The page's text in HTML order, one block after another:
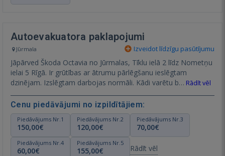
Autoevakuatora paklapojumi
Jūrmala Izveidot līdzīgu pasūtījumu
Jāpārved Škoda Octavia no Jūrmalas, Tīklu ielā 2 līdz Nometņu
ielai 5 Rīgā. Ir grūtības ar ātrumu pārlēgšanu ieslēgtam
dzinējam. Izslēgtam darbojas normāli. Kādi varētu b… Rādīt vēl
Cenu piedāvājumi no izpildītājiem:
Piedāvājums Nr.1
150,00€
Piedāvājums Nr.2
120,00€
Piedāvājums Nr.3
70,00€
Piedāvājums Nr.4
60,00€
Piedāvājums Nr.5
155,00€ Rādīt vēl